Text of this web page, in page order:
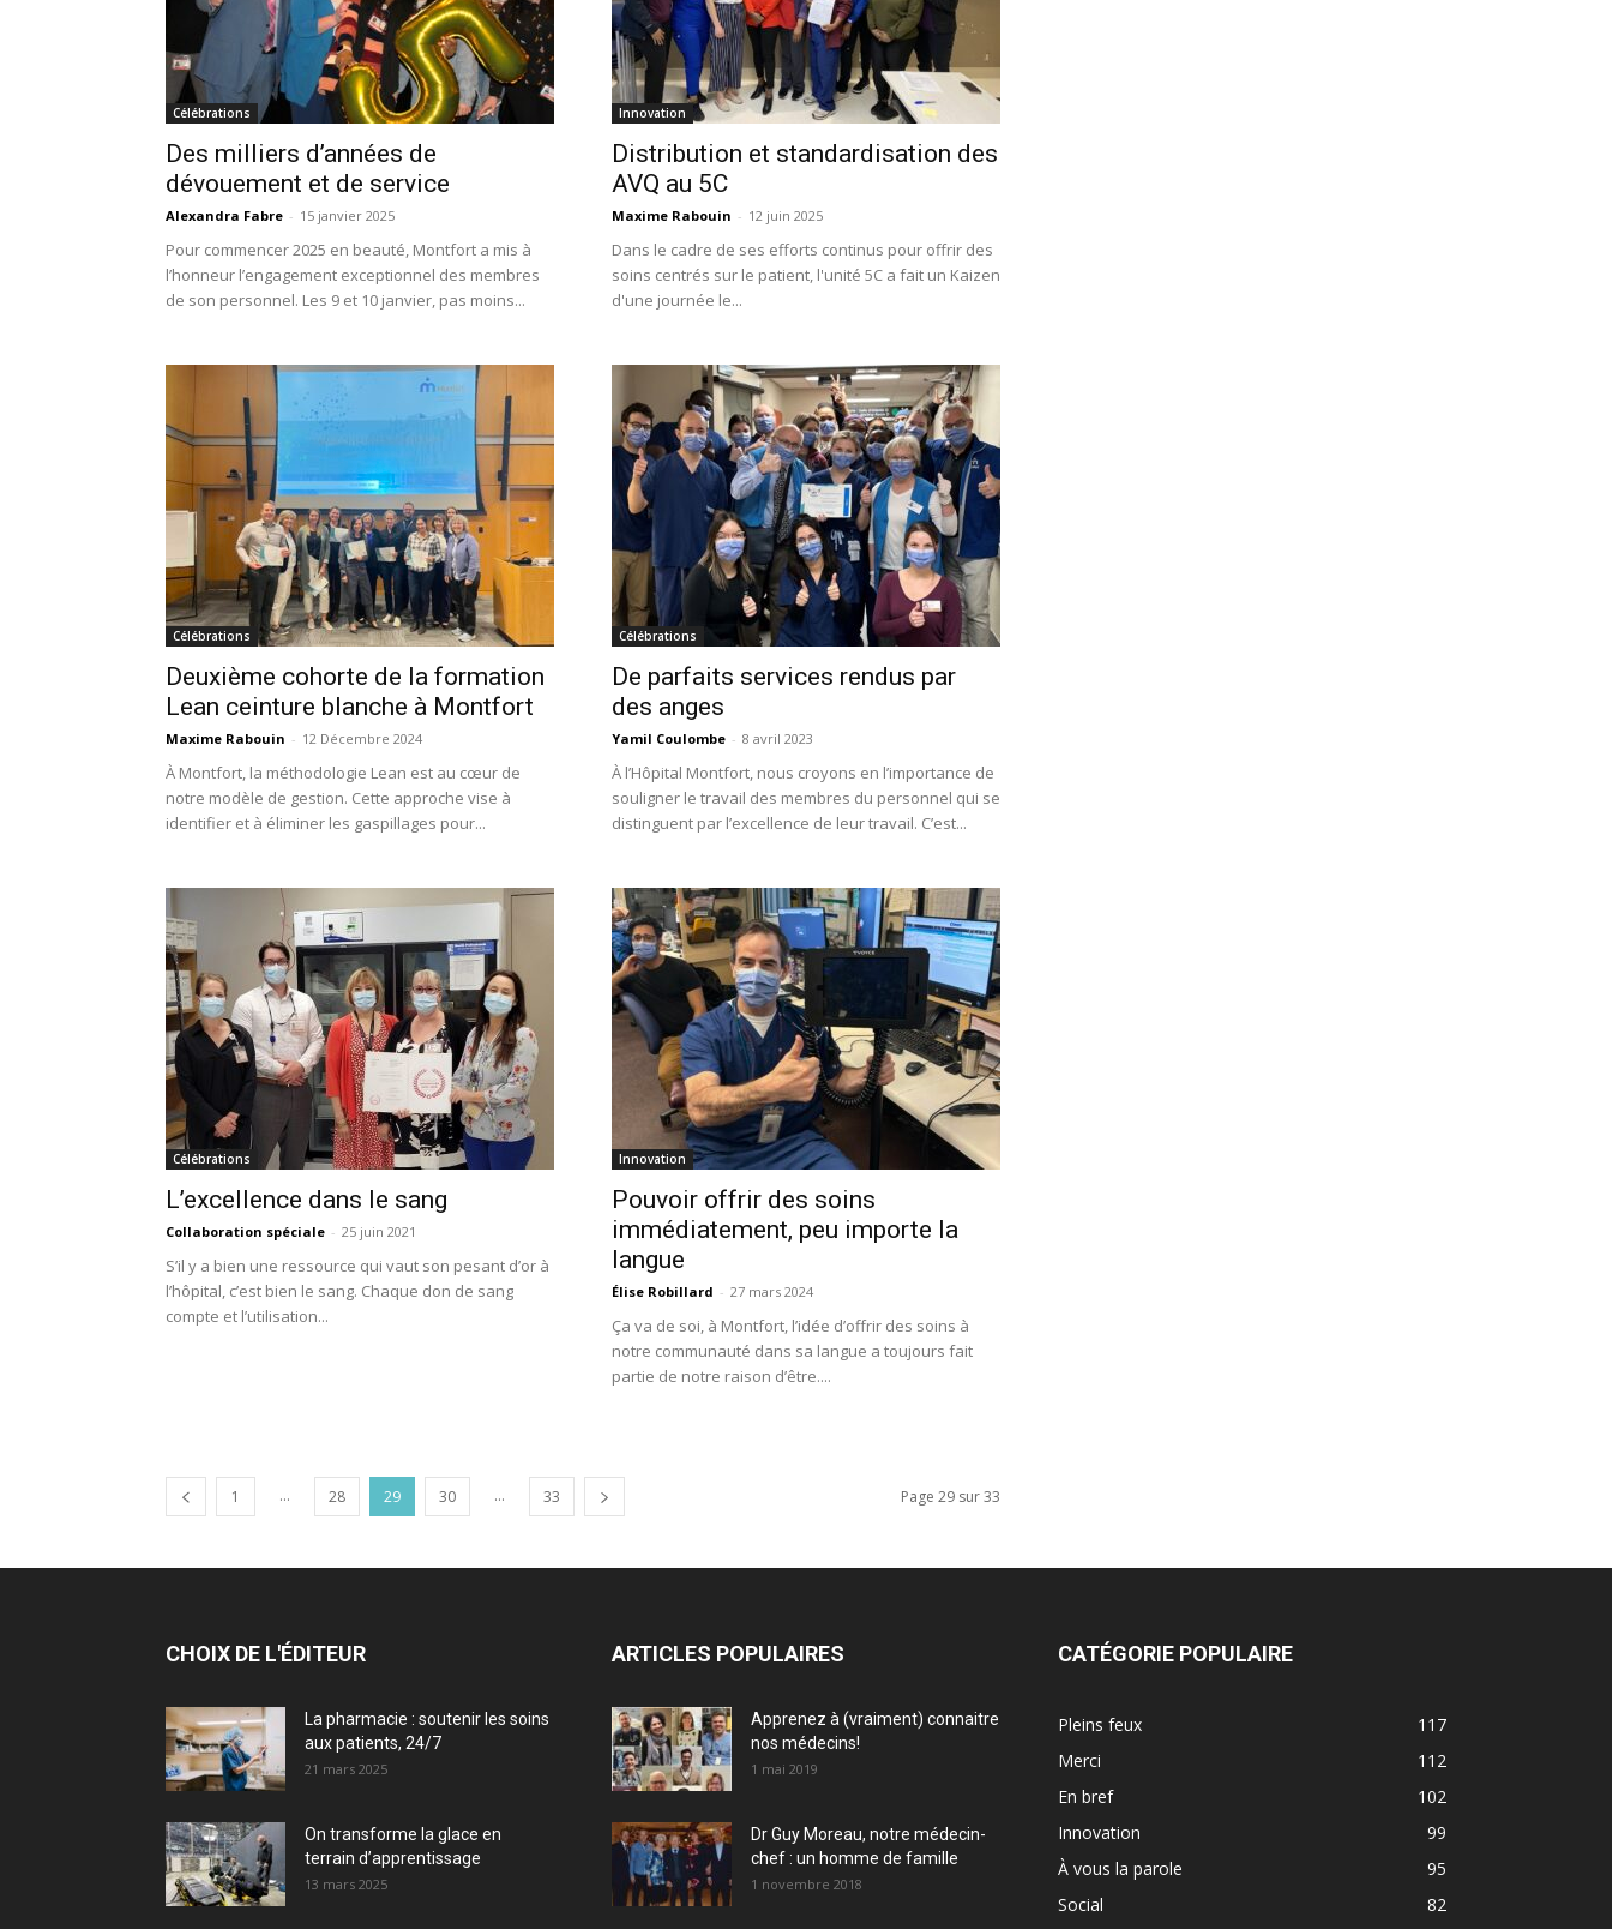
Célébrations
Des milliers d’années de
dévouement et de service
Alexandra Fabre - 15 janvier 2025
Pour commencer 2025 en beauté, Montfort a mis à
l’honneur l’engagement exceptionnel des membres
de son personnel. Les 9 et 10 janvier, pas moins...
Innovation
Distribution et standardisation des
AVQ au 5C
Maxime Rabouin - 12 juin 2025
Dans le cadre de ses efforts continus pour offrir des
soins centrés sur le patient, l'unité 5C a fait un Kaizen
d'une journée le...
Célébrations
Deuxième cohorte de la formation
Lean ceinture blanche à Montfort
Maxime Rabouin - 12 Décembre 2024
À Montfort, la méthodologie Lean est au cœur de
notre modèle de gestion. Cette approche vise à
identifier et à éliminer les gaspillages pour...
Célébrations
De parfaits services rendus par
des anges
Yamil Coulombe - 8 avril 2023
À l’Hôpital Montfort, nous croyons en l’importance de
souligner le travail des membres du personnel qui se
distinguent par l’excellence de leur travail. C’est...
Célébrations
L’excellence dans le sang
Collaboration spéciale - 25 juin 2021
S’il y a bien une ressource qui vaut son pesant d’or à
l’hôpital, c’est bien le sang. Chaque don de sang
compte et l’utilisation...
Innovation
Pouvoir offrir des soins
immédiatement, peu importe la
langue
Élise Robillard - 27 mars 2024
Ça va de soi, à Montfort, l’idée d’offrir des soins à
notre communauté dans sa langue a toujours fait
partie de notre raison d’être....
1 ... 28 29 30 ... 33 Page 29 sur 33
CHOIX DE L'ÉDITEUR
La pharmacie : soutenir les soins
aux patients, 24/7
21 mars 2025
On transforme la glace en
terrain d’apprentissage
13 mars 2025
ARTICLES POPULAIRES
Apprenez à (vraiment) connaitre
nos médecins!
1 mai 2019
Dr Guy Moreau, notre médecin-
chef : un homme de famille
1 novembre 2018
CATÉGORIE POPULAIRE
Pleins feux
117
Merci
112
En bref
102
Innovation
99
À vous la parole
95
Social
82